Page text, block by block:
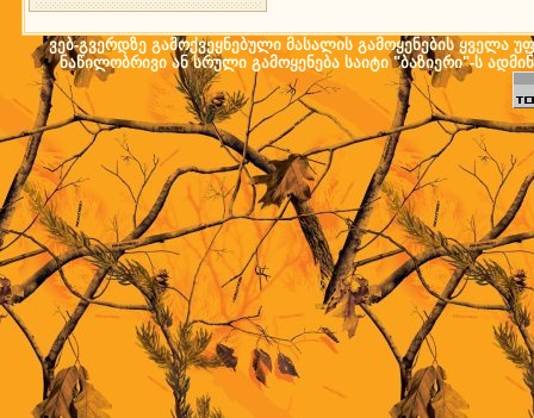
ვებ-გვერდზე გამოქვეყნებული მასალის გამოყენების ყველა
ნაწილობრივი ან სრული გამოყენება საიტი "ბაზიერი"-ს